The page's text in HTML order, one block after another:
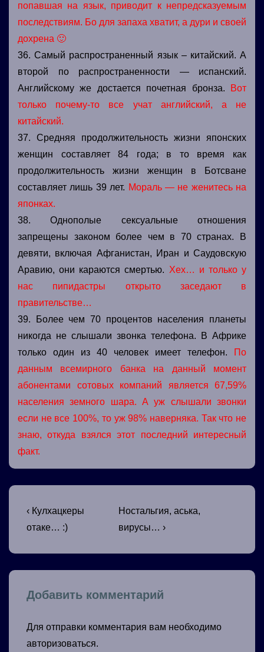
попавшая на язык, приводит к непредсказуемым
последствиям. Бо для запаха хватит, а дури и своей
дохрена 🙂
36. Самый распространенный язык – китайский. А
второй по распространенности — испанский.
Английскому же достается почетная бронза.
Вот
только почему-то все учат английский, а не
китайский.
37. Средняя продолжительность жизни японских
женщин составляет 84 года; в то время как
продолжительность жизни женщин в Ботсване
составляет лишь 39 лет. Мораль — не женитесь на
японках.
38. Однополые сексуальные отношения
запрещены законом более чем в 70 странах. В
девяти, включая Афганистан, Иран и Саудовскую
Аравию, они караются смертью. Хех… и только у
нас пипидастры открыто заседают в
правительстве…
39. Более чем 70 процентов населения планеты
никогда не слышали звонка телефона. В Африке
только один из 40 человек имеет телефон.
По
данным всемирного банка на данный момент
абонентами сотовых компаний является 67,59%
населения земного шара. А уж слышали звонки
если не все 100%, то уж 98% наверняка. Так что не
знаю, откуда взялся этот последний интересный
факт.
Навигация
по
записям
Предыдущая
запись
‹ Кулхацкеры
отаке… :)
Следующая
запись
Ностальгия, аська,
вирусы… ›
Добавить комментарий
Для отправки комментария вам необходимо
авторизоваться.